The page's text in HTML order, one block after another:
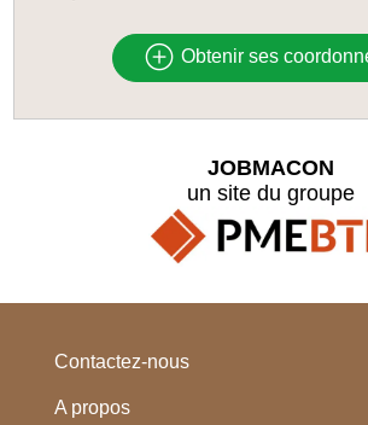
Obtenir ses
JOBMACON
un site du groupe
Contactez-nous
A propos